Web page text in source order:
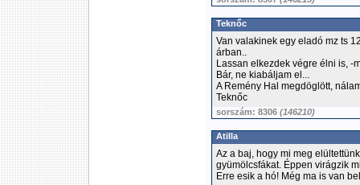
Teknőc
Van valakinek egy eladó mz ts
árban..
Lassan elkezdek végre élni is, -
Bár, ne kiabáljam el...
A Remény Hal megdöglött,
Teknőc
sorszám: 8306 (146210)
Atilla
Az a baj, hogy mi meg
gyümölcsfákat. Éppen virágzik
Erre esik a hó! Még ma is van